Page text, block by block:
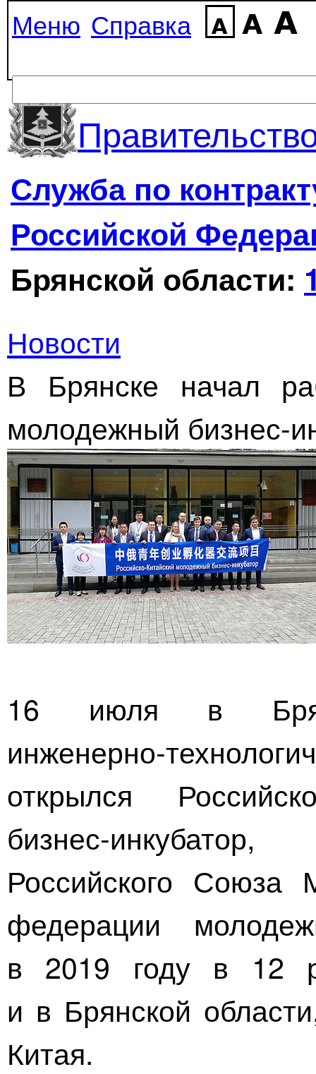
Меню Справка
Служба по
Российской
Брянской области:
Новости
В Брянске начал
молодежный бизнес-
16 июля в
инженерно-
открылся
бизнес-инкубатор,
Российского Союза
федерации
в 2019 году в 12
и в Брянской
Китая.